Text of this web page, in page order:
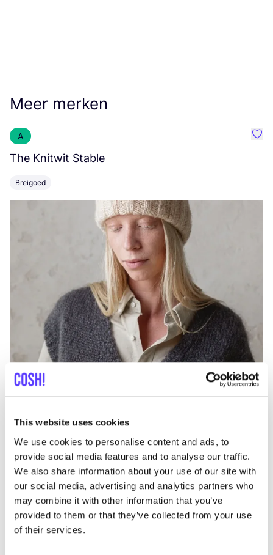
This website uses cookies
We use cookies to personalise content and ads, to
provide social media features and to analyse our traffic.
We also share information about your use of our site with
our social media, advertising and analytics partners who
may combine it with other information that you’ve
provided to them or that they’ve collected from your use
of their services.
Meer merken
A
The Knitwit Stable
Breigoed
PreviousNext